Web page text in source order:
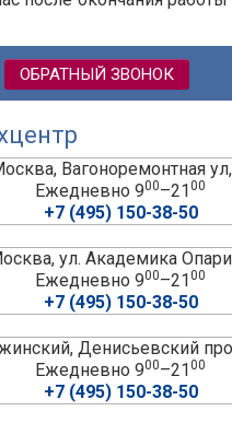
ОБРАТНЫЙ ЗВОНОК
Вагоноремонтная
Ежедневно 900–2100
+7 (495) 150-38-50
ул. Академика
Ежедневно 900–2100
+7 (495) 150-38-50
Денисьевский
Ежедневно 900–2100
+7 (495) 150-38-50